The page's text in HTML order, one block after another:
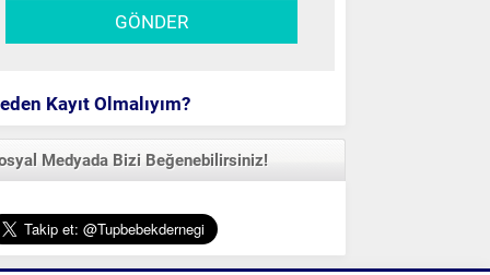
Kayıt Olmalıyım?
Medyada Bizi Beğenebilirsiniz!